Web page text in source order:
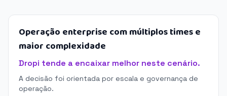
Operação enterprise com múltiplos times e
maior complexidade
Dropi tende a encaixar melhor neste cenário.
A decisão foi orientada por escala e governança de
operação.